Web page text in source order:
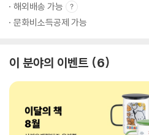
해외배송 가능
문화비소득공제 가능
이 분야의 이벤트 6